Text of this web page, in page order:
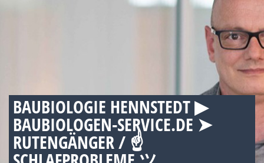
BAUBIOLOGIE HENNSTEDT ▶︎
BAUBIOLOGEN-SERVICE.DE ➤
RUTENGÄNGER / ☝